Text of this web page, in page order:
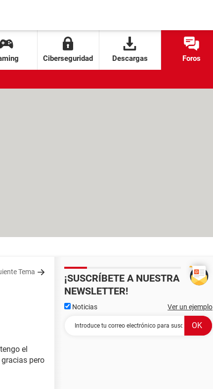
Ciberseguridad Descargas Foros
Tema
el
pero
¡SUSCRÍBETE A NUESTRA
NEWSLETTER!
Noticias Ver un ejemplo